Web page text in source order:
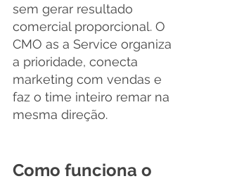
sem gerar resultado
comercial proporcional. O
CMO as a Service organiza
a prioridade, conecta
marketing com vendas e
faz o time inteiro remar na
mesma direção.
Como funciona o